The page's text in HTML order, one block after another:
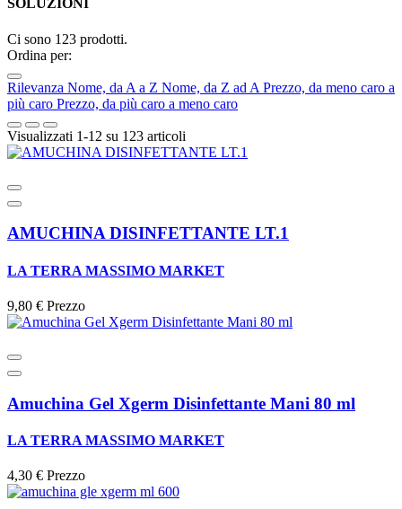
SOLUZIONI
Ci sono 123 prodotti.
Ordina per:
Rilevanza Nome, da A a Z Nome, da Z ad A Prezzo, da meno caro a
più caro Prezzo, da più caro a meno caro
Visualizzati 1-12 su 123 articoli
AMUCHINA DISINFETTANTE LT.1
LA TERRA MASSIMO MARKET
9,80 € Prezzo
Amuchina Gel Xgerm Disinfettante Mani 80 ml
LA TERRA MASSIMO MARKET
4,30 € Prezzo